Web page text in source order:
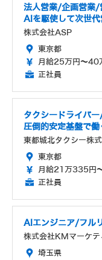
法人営業/企画営業/
AIを駆使して次世代
株式会社ASP
東京都
月給25万円～40
正社員
タクシードライバ
圧倒的安定基盤で働
東都城北タクシー株
東京都
月給21万335円
正社員
AIエンジニア/フル
株式会社KMマーケテ
埼玉県